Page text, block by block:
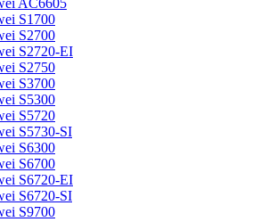
AC6605
S1700
S2700
S2720-EI
S2750
S3700
S5300
S5720
S5730-SI
S6300
S6700
S6720-EI
S6720-SI
S9700